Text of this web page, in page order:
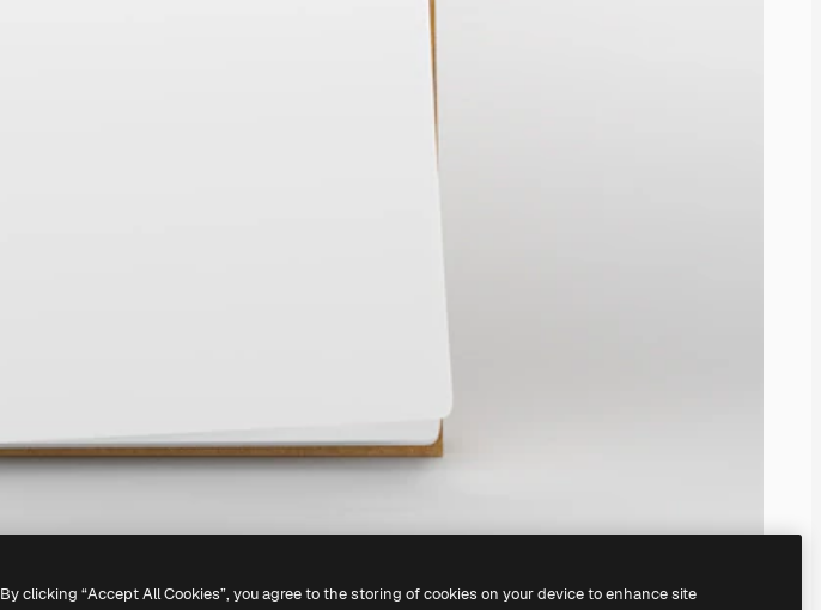
By clicking “Accept All Cookies”, you agree to the storing of cookies on your device to enhance site